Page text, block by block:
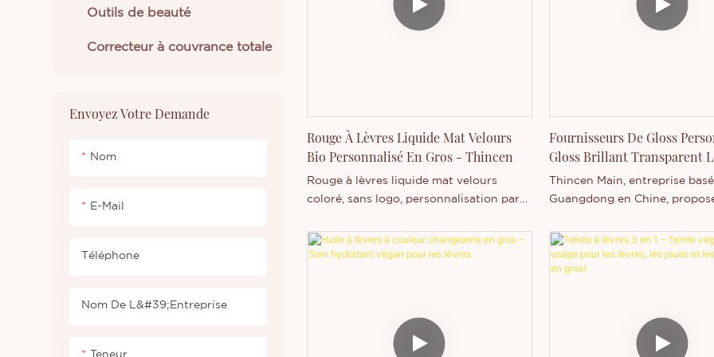
Outils de beauté
Correcteur à couvrance totale
Envoyez Votre Demande
Nom
E-Mail
Téléphone
Nom De L&#39;entreprise
Teneur
privée / OEM / ODM
offrent une couleur intense,
hydratation longue durée, une
Rouge À Lèvres Liquide Mat Velours
Bio Personnalisé En Gros - Thincen
Rouge à lèvres liquide mat velours
coloré, sans logo, personnalisation par
Fournisseurs De Gloss
Gloss Brillant Transparent
Tenue, Végan Et Scintillant
Thincen Main, entreprise
Guangdong en Chine,
transparents et brillants.
capacité de production
son expertise technologique,
une large gamme de
pas à nous contacter si vous